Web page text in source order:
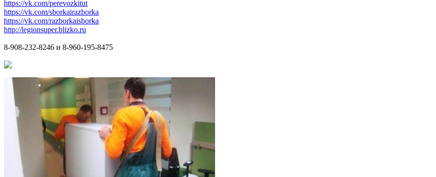
https://vk.com/perevozkitut
https://vk.com/sborkairazborka
https://vk.com/razborkaisborka
http://legionsuper.blizko.ru
8-908-232-8246 и 8-960-195-8475